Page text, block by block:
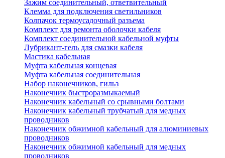
Зажим соединительный, ответвительный
Клемма для подключения светильников
Колпачок термоусадочный разъема
Комплект для ремонта оболочки кабеля
Комплект соединительной кабельной муфты
Лубрикант-гель для смазки кабеля
Мастика кабельная
Муфта кабельная концевая
Муфта кабельная соединительная
Набор наконечников, гильз
Наконечник быстроразмыкаемый
Наконечник кабельный со срывными болтами
Наконечник кабельный трубчатый для медных
проводников
Наконечник обжимной кабельный для алюминиевых
проводников
Наконечник обжимной кабельный для медных
проводников